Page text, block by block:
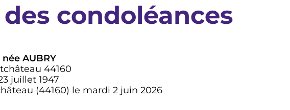
condoléances
AUBRY
44160
juillet 1947
(44160) le mardi 2 juin 2026